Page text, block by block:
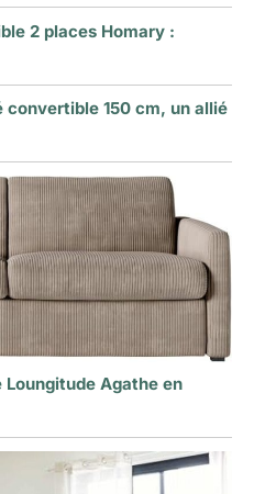
2 places Homary :
convertible 150 cm, un allié
Agathe en